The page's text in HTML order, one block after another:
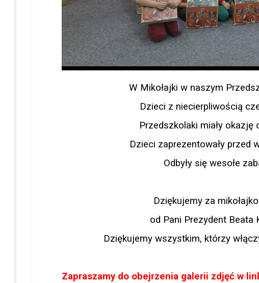
W Mikołajki w naszym
Dzieci z niecierpliwością
Przedszkolaki miały
Dzieci zaprezentowały przed
Odbyły się wesołe
Dziękujemy za
od Pani Prezydent Beata
Dziękujemy wszystkim, którzy
Zapraszamy do obejrzenia galerii zdjęć w